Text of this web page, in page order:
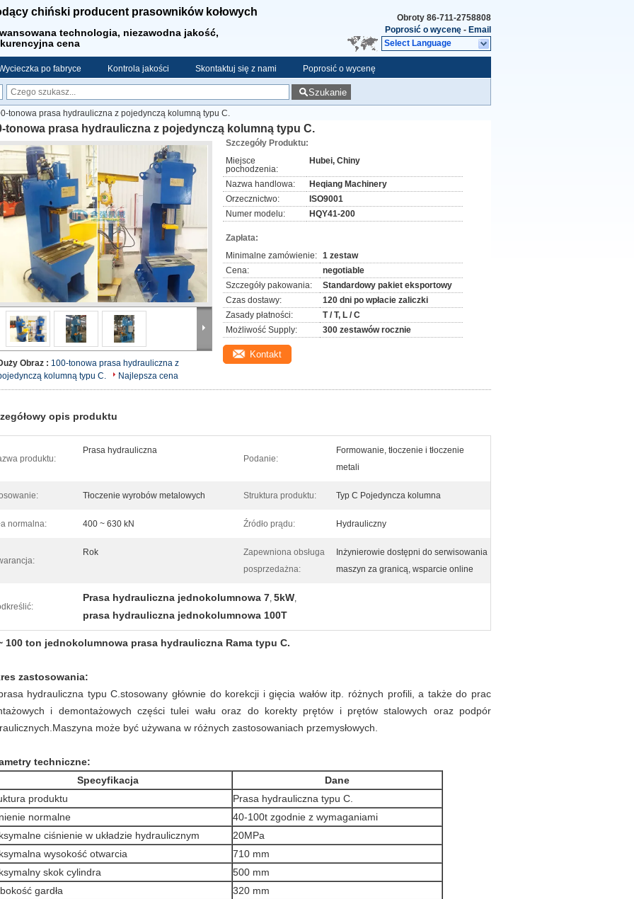
chiński producent prasowników kołowych
technologia, niezawodna jakość,
cena
Obroty 86-711-2758808
Poprosić o wycenę - Email
Select Language
po fabryce Kontrola jakości Skontaktuj się z nami Poprosić o wycenę
Szukanie
tonowa prasa hydrauliczna z pojedynczą kolumną typu C.
tonowa prasa hydrauliczna z pojedynczą kolumną typu C.
Obraz : 100-tonowa prasa hydrauliczna z
kolumną typu C.
Najlepsza cena
Szczegóły Produktu:
Miejsce
pochodzenia:
Hubei, Chiny
Nazwa handlowa:
Heqiang Machinery
Orzecznictwo:
ISO9001
Numer modelu:
HQY41-200
Zapłata:
Minimalne zamówienie: 1 zestaw
Cena:
negotiable
Szczegóły pakowania:
Standardowy pakiet eksportowy
Czas dostawy:
120 dni po wpłacie zaliczki
Zasady płatności:
T / T, L / C
Możliwość Supply:
300 zestawów rocznie
Kontakt
opis produktu
produktu:
Prasa hydrauliczna
Podanie:
Formowanie, tłoczenie i tłoczenie
metali
Tłoczenie wyrobów metalowych Struktura produktu: Typ C Pojedyncza kolumna
normalna: 400 ~ 630 kN Źródło prądu: Hydrauliczny
Rok
Zapewniona obsługa
posprzedażna:
Inżynierowie dostępni do serwisowania
maszyn za granicą, wsparcie online
Prasa hydrauliczna jednokolumnowa 7, 5kW,
prasa hydrauliczna jednokolumnowa 100T
100 ton jednokolumnowa prasa hydrauliczna Rama typu C.
zastosowania:
hydrauliczna typu C.stosowany głównie do korekcji i gięcia wałów itp. różnych profili, a także do prac
i demontażowych części tulei wału oraz do korekty prętów i prętów stalowych oraz podpór
może być używana w różnych zastosowaniach przemysłowych.
techniczne:
Specyfikacja
Dane
produktu
Prasa hydrauliczna typu C.
normalne
40-100t zgodnie z wymaganiami
ciśnienie w układzie hydraulicznym
20MPa
wysokość otwarcia
710 mm
skok cylindra
500 mm
gardła
320 mm